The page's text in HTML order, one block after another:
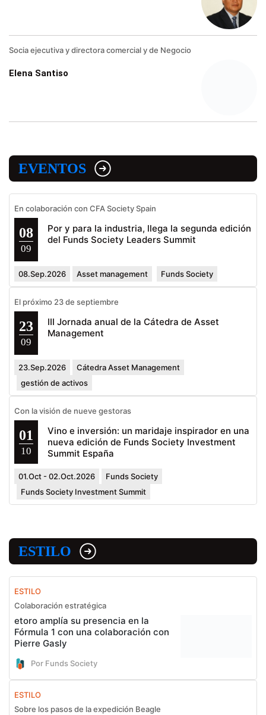
Socia ejecutiva y directora comercial y de Negocio
Elena Santiso
EVENTOS
En colaboración con CFA Society Spain
08
09
Por y para la industria, llega la segunda edición
del Funds Society Leaders Summit
08.Sep.2026 Asset management Funds Society
El próximo 23 de septiembre
23
09
III Jornada anual de la Cátedra de Asset
Management
23.Sep.2026
Cátedra Asset Management
gestión de activos
Con la visión de nueve gestoras
01
10
Vino e inversión: un maridaje inspirador en una
nueva edición de Funds Society Investment
Summit España
01.Oct - 02.Oct.2026
Funds Society
Funds Society Investment Summit
ESTILO
ESTILO
Colaboración estratégica
etoro amplía su presencia en la
Fórmula 1 con una colaboración con
Pierre Gasly
Por Funds Society
ESTILO
Sobre los pasos de la expedición Beagle